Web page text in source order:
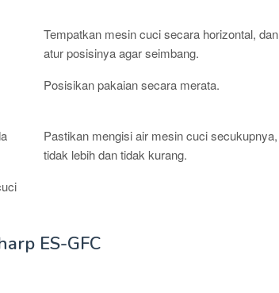
Tempatkan mesin cuci secara horizontal, dan
atur posisinya agar seimbang.
Posisikan pakaian secara merata.
Pastikan mengisi air mesin cuci secukupnya,
tidak lebih dan tidak kurang.
ES-GFC